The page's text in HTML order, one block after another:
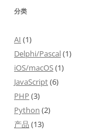
分类
AI (1)
Delphi/Pascal(1)
iOS/macOS(1)
JavaScript(6)
PHP (3)
Python (2)
产品 (13)